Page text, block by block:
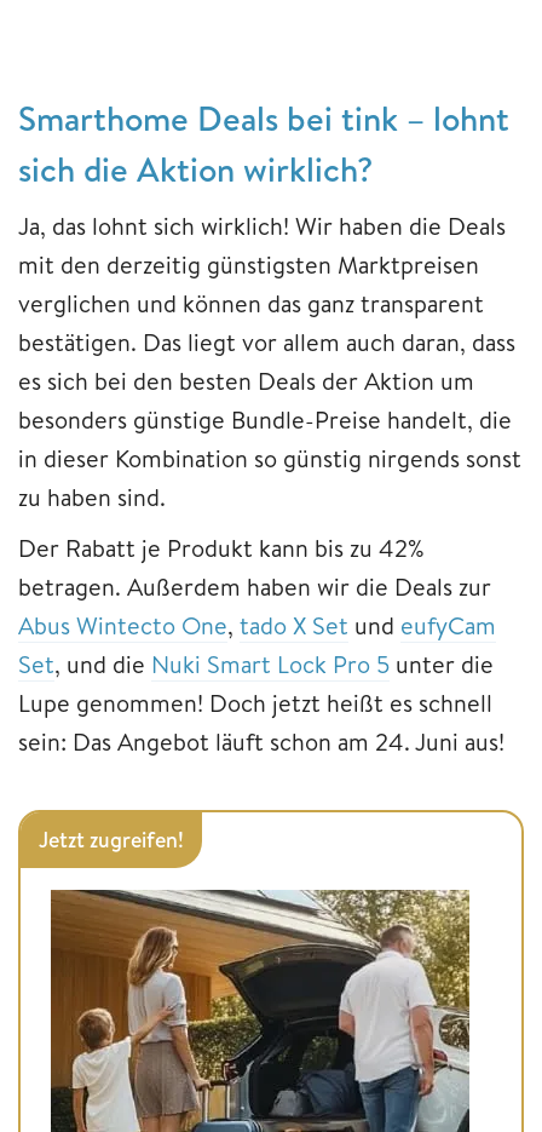
Smarthome Deals bei tink – lohnt
sich die Aktion wirklich?
Ja, das lohnt sich wirklich! Wir haben die Deals
mit den derzeitig günstigsten Marktpreisen
verglichen und können das ganz transparent
bestätigen. Das liegt vor allem auch daran, dass
es sich bei den besten Deals der Aktion um
besonders günstige Bundle-Preise handelt, die
in dieser Kombination so günstig nirgends sonst
zu haben sind.
Der Rabatt je Produkt kann bis zu 42%
betragen. Außerdem haben wir die Deals zur
Abus Wintecto One, tado X Set und eufyCam
Set, und die Nuki Smart Lock Pro 5 unter die
Lupe genommen! Doch jetzt heißt es schnell
sein: Das Angebot läuft schon am 24. Juni aus!
Jetzt zugreifen!